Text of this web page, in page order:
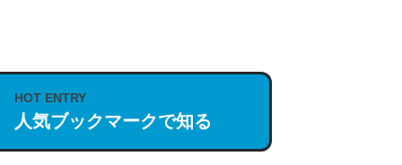
説してる記事が少ないので貴重な良記事。/続編来た
https://isobe324649.hatenablog.com/entry/2023/03/27
/064121
─GPTの仕組みと限界についての考察（１） - conceptualization
HOT ENTRY
人気ブックマークで知る